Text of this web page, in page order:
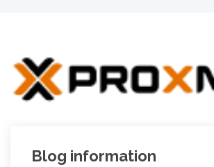
Blog information